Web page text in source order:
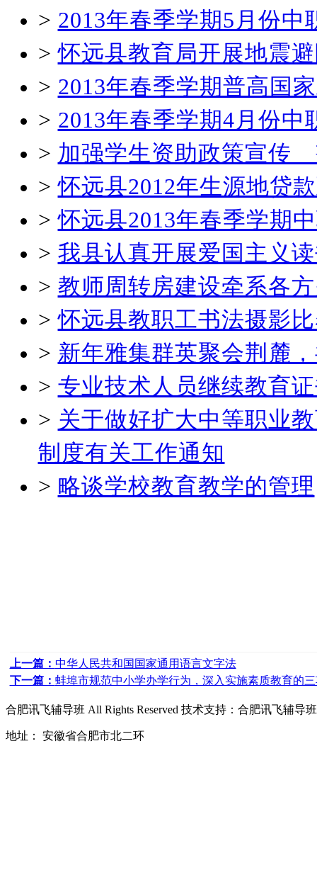
> 2013年春季学期5月份中
>怀远县教育局开展地震
> 2013年春季学期普高国
> 2013年春季学期4月份
> 加强学生资助政策宣传
>怀远县2012年生源地贷
>怀远县2013年春季学期
> 我县认真开展爱国主义
> 教师周转房建设牵系各
>怀远县教职工书法摄影
> 新年雅集群英聚会荆麓
> 专业技术人员继续教育
> 关于做好扩大中等职业
制度有关工作通知
> 略谈学校教育教学的管理
上一篇： 中华人民共和国国家通用语言文字法
下一篇： 蚌埠市规范中小学办学行为，深入实施素质教育的
合肥讯飞辅导班 All Rights Reserved 技术支持： 合肥讯飞辅导班
地址： 安徽省合肥市北二环